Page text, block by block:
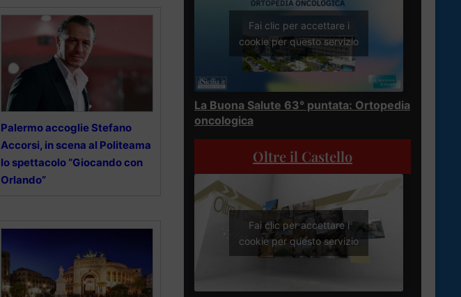
Palermo accoglie Stefano
Accorsi, in scena al Politeama
lo spettacolo “Giocando con
Orlando”
Fai clic per accettare i
cookie per questo servizio
La Buona Salute 63° puntata: Ortopedia
oncologica
Oltre il Castello
Fai clic per accettare i
cookie per questo servizio